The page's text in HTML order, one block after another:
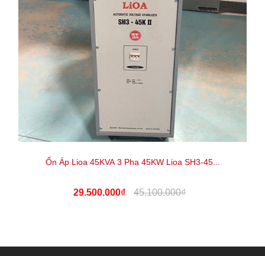
Ổn Áp Lioa 45KVA 3 Pha 45KW Lioa SH3-45...
29.500.000₫ 45.100.000₫